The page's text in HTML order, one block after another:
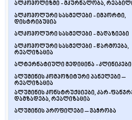
ალკოჰოლიზმი - მკურნალობა,
ალკოჰოლური სასმელები - იმპორტი,
დისტრიბუცია
ალკოჰოლური სასმელები - მაღაზიები
ალკოჰოლური სასმელები - წარმოება,
რეალიზაცია
ალტერნატიული მედიცინა - კლინიკები
ალუმინის კომპოზიტური პანელები –
რეალიზაცია
ალუმინის კონსტრუქციები, კარ-
დამზადება, რეალიზაცია
ალუმინის პროფილები – ვაჭრობა